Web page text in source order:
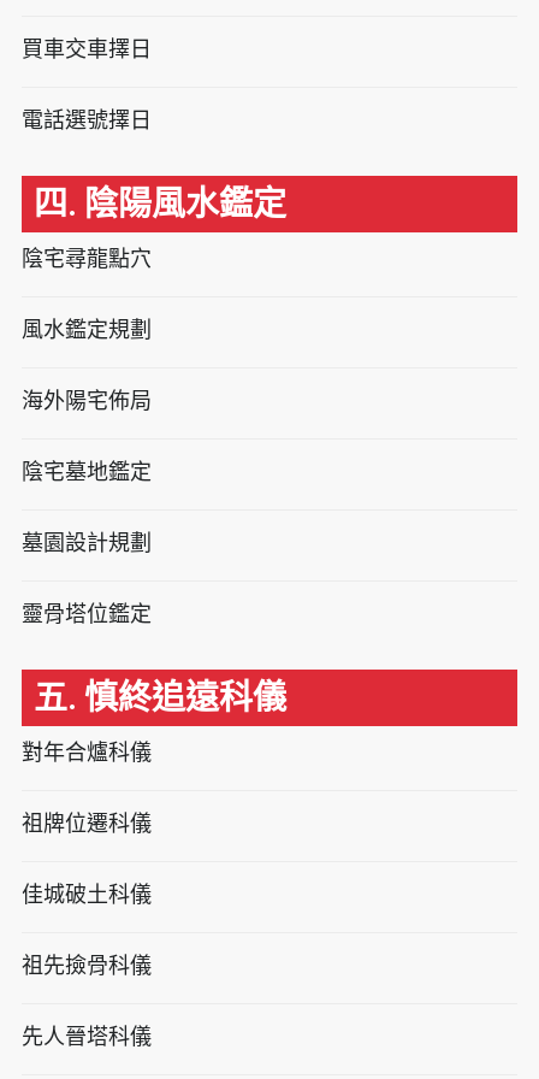
買車交車擇日
電話選號擇日
四. 陰陽風水鑑定
陰宅尋龍點穴
風水鑑定規劃
海外陽宅佈局
陰宅墓地鑑定
墓園設計規劃
靈骨塔位鑑定
五. 慎終追遠科儀
對年合爐科儀
祖牌位遷科儀
佳城破土科儀
祖先撿骨科儀
先人晉塔科儀